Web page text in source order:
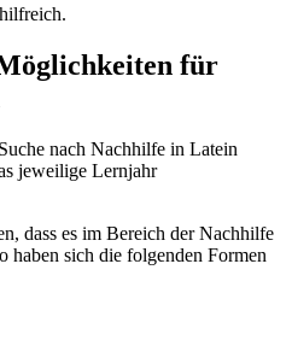
für
nach Nachhilfe in Latein
jeweilige Lernjahr
dass es im Bereich der Nachhilfe
haben sich die folgenden Formen